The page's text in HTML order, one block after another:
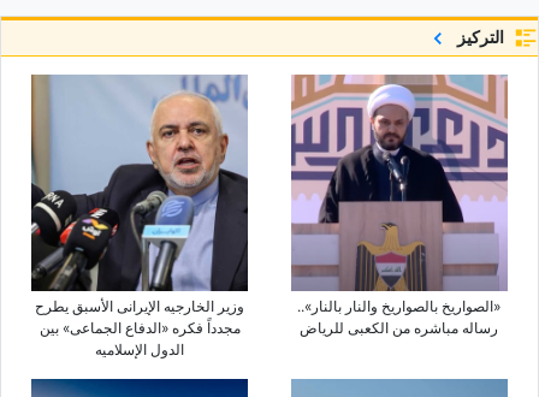
التركيز
«الصواریخ بالصواریخ والنار بالنار»..
رساله مباشره من الکعبی للریاض
وزیر الخارجیه الإیرانی الأسبق یطرح
مجدداً فکره «الدفاع الجماعی» بین
الدول الإسلامیه